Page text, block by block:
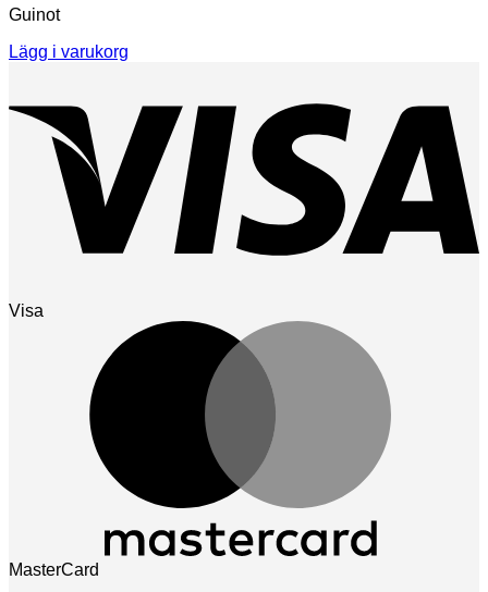
Guinot
Lägg i varukorg
Visa
MasterCard